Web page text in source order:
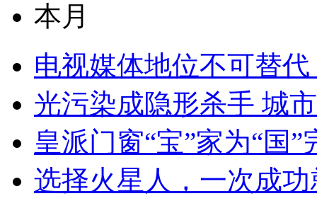
本月
电视媒体地位不可替
光污染成隐形杀手 城
皇派门窗“宝”家为“国”
选择火星人，一次成